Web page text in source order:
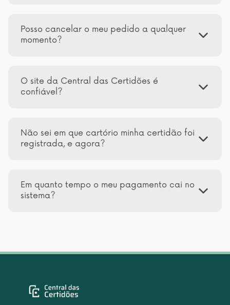
Posso cancelar o meu pedido a qualquer
momento?
O site da Central das Certidões é
confiável?
Não sei em que cartório minha certidão foi
registrada, e agora?
Em quanto tempo o meu pagamento cai no
sistema?